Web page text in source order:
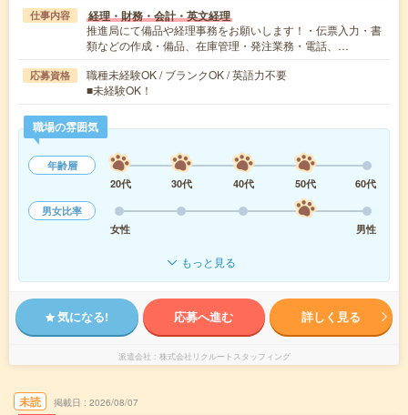
仕事内容 経理・財務・会計・英文経理
推進局にて備品や経理事務をお願いします！・伝票入力・書
類などの作成・備品、在庫管理・発注業務・電話、…
応募資格
職種未経験OK / ブランクOK / 英語力不要
■未経験OK！
職場の雰囲気
年齢層
20代
30代 40代 50代
60代
男女比率
女性
男性
もっと見る
気になる! 応募へ進む 詳しく見る
派遣会社 株式会社リクルートスタッフィング
未読 掲載日 2026/08/07